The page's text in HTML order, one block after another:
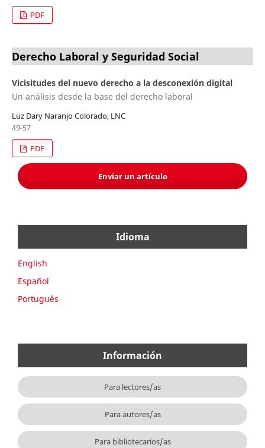
PDF
Derecho Laboral y Seguridad Social
Vicisitudes del nuevo derecho a la desconexión digital
Un análisis desde la base del derecho laboral
Luz Dary Naranjo Colorado, LNC
49-57
PDF
Enviar un artículo
Idioma
English
Español
Português
Información
Para lectores/as
Para autores/as
Para bibliotecarios/as